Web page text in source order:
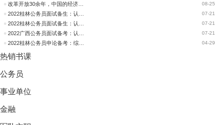
08-25
07-21
07-21
07-21
04-29
热销书课
公务员
事业单位
金融